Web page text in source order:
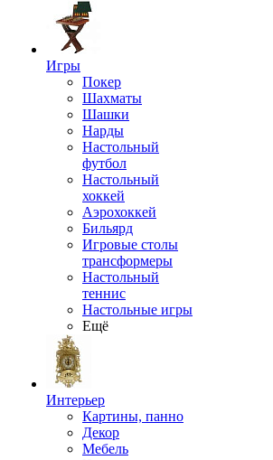
Игры
Покер
Шахматы
Шашки
Нарды
Настольный
футбол
Настольный
хоккей
Аэрохоккей
Бильярд
Игровые столы
трансформеры
Настольный
теннис
Настольные игры
Ещё
Интерьер
Картины, панно
Декор
Мебель